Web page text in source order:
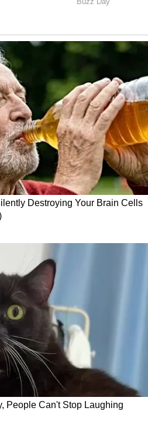
టిటిడి చైర్మన్ బిఆర్ నాయుడు,
వెంకయ్య చౌదరి, జెఇఓ